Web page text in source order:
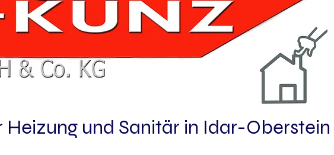
und Sanitär in Idar-Oberstein